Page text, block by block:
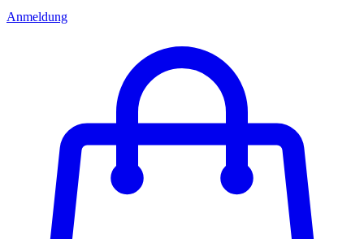
Anmeldung